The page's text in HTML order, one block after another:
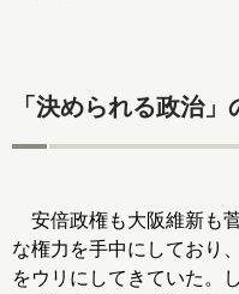
「決められる政治」
安倍政権も大阪維新も
な権力を手中にしており
をウリにしてきていた。